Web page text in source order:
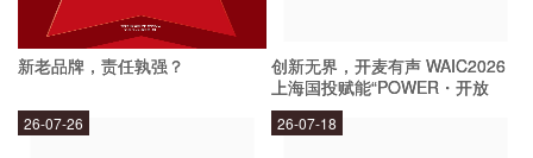
清而出现偏差。在写作部分，需要注意语言表达的
准确性和逻辑性。
新老品牌，责任孰强？
创新无界，开麦有声 WAIC2026
上海国投赋能“POWER・开放
麦”专场成功举办
26-07-26 26-07-18